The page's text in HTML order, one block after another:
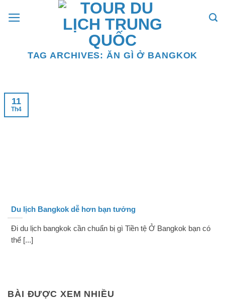
TAG ARCHIVES:ĂN GÌ Ở BANGKOK
Du lịch Bangkok dễ hơn bạn tưởng
Đi du lịch bangkok cần chuẩn bị gì Tiền tệ Ở Bangkok bạn có
thể [...]
11
Th4
BÀI ĐƯỢC XEM NHIỀU